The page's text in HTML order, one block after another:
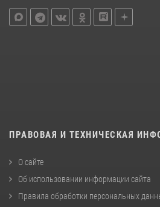
ПРАВОВАЯ И ТЕХНИЧЕСКАЯ
О сайте
Об использовании информации сайта
Правила обработки персональных